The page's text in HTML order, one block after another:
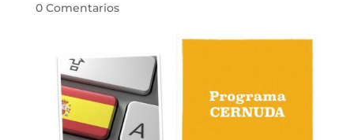
0 Comentarios